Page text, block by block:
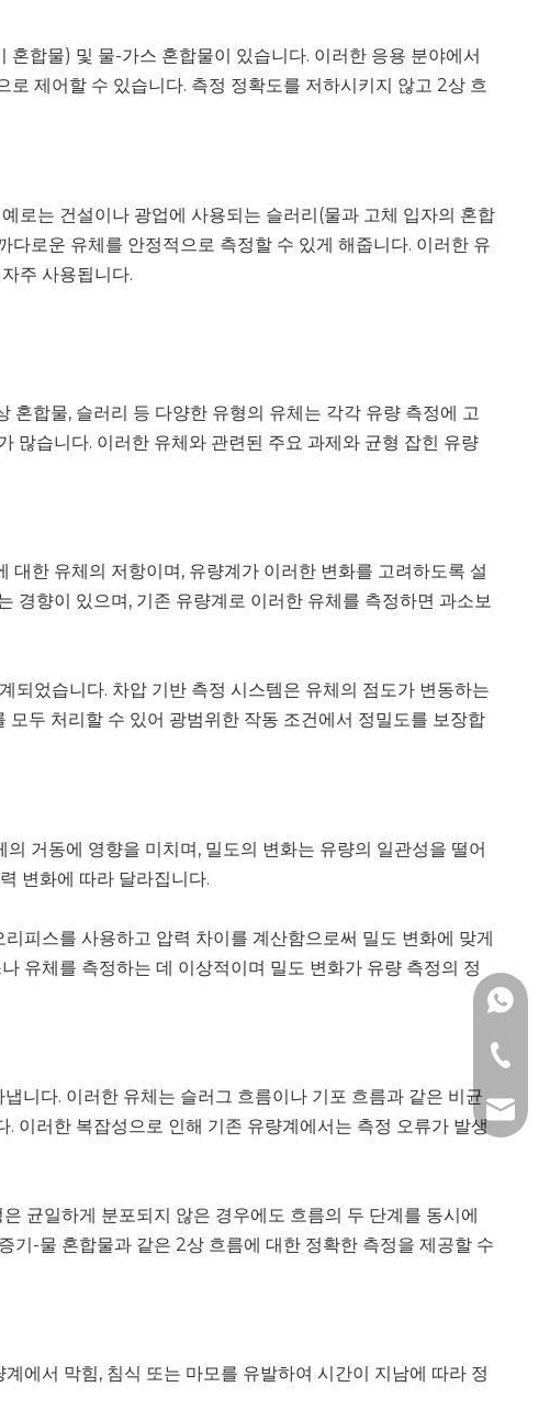
합물) 및 물-가스 혼합물이 있습니다. 이러한 응용 분야에서
제어할 수 있습니다. 측정 정확도를 저하시키지 않고 2상 흐
로는 건설이나 광업에 사용되는 슬러리(물과 고체 입자의 혼합
로운 유체를 안정적으로 측정할 수 있게 해줍니다. 이러한 유
주 사용됩니다.
합물, 슬러리 등 다양한 유형의 유체는 각각 유량 측정에 고
많습니다. 이러한 유체와 관련된 주요 과제와 균형 잡힌 유량
한 유체의 저항이며, 유량계가 이러한 변화를 고려하도록 설
경향이 있으며, 기존 유량계로 이러한 유체를 측정하면 과소보
되었습니다. 차압 기반 측정 시스템은 유체의 점도가 변동하는
두 처리할 수 있어 광범위한 작동 조건에서 정밀도를 보장합
거동에 영향을 미치며, 밀도의 변화는 유량의 일관성을 떨어
변화에 따라 달라집니다.
피스를 사용하고 압력 차이를 계산함으로써 밀도 변화에 맞게
유체를 측정하는 데 이상적이며 밀도 변화가 유량 측정의 정
니다. 이러한 유체는 슬러그 흐름이나 기포 흐름과 같은 비균
이러한 복잡성으로 인해 기존 유량계에서는 측정 오류가 발생
균일하게 분포되지 않은 경우에도 흐름의 두 단계를 동시에
기-물 혼합물과 같은 2상 흐름에 대한 정확한 측정을 제공할 수
에서 막힘, 침식 또는 마모를 유발하여 시간이 지남에 따라 정
+86
+86-